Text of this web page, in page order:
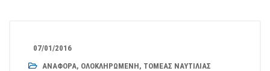
07/01/2016
ΑΝΑΦΟΡΆ, ΟΛΟΚΛΗΡΩΜΈΝΗ, ΤΟΜΈΑΣ ΝΑΥΤΙΛΊΑΣ